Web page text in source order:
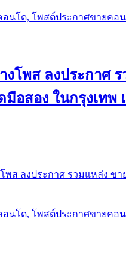
อนโด, โพสต์ประกาศขายคอ
งโพส ลงประกาศ
อสอง ในกรุงเทพ
โพส ลงประกาศ รวมแหล่ง ข
อนโด, โพสต์ประกาศขายคอ